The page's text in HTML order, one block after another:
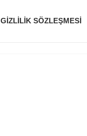
GIZLILIK SÖZLEŞMESI